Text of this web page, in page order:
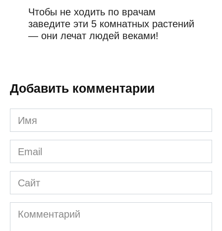
Чтобы не ходить по врачам
заведите эти 5 комнатных растений
— они лечат людей веками!
Добавить комментарии
Имя
*
Email
*
Сайт
Комментарий